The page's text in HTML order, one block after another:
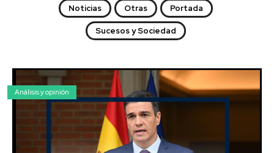
Noticias Otras Portada
Sucesos y Sociedad
Análisis y opinión